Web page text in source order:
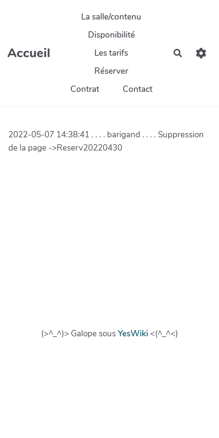
Aller au contenu principal
Accueil
La salle/contenu
Disponibilité
Les tarifs
Réserver
Contrat
Contact
2022-05-07 14:38:41 . . . . barigand . . . . Suppression
de la page ->Reserv20220430
(>^_^)> Galope sousYesWiki <(^_^<)